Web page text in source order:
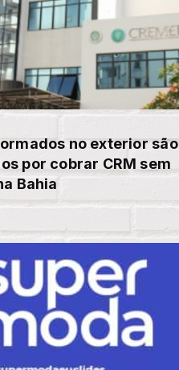
no exterior são
por cobrar CRM sem
Bahia